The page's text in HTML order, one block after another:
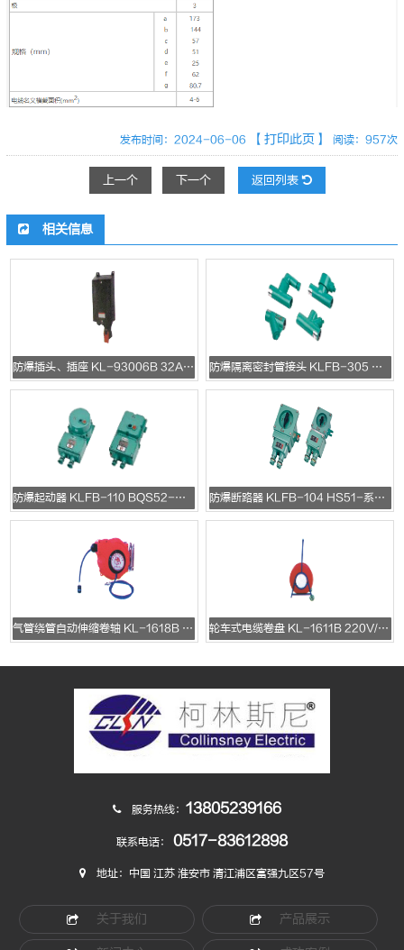
发布时间：2024-06-06 【打印此页】 阅读：957次
上一个 下一个 返回列表
相关信息
防爆插头、插座 KL-93006B 32A/4P/240-415V 防爆隔离密封管接头 KLFB-305 MBS-系列防爆隔离密封管接头
防爆起动器 KLFB-110 BQS52-系列防爆电磁起动器 防爆断路器 KLFB-104 HS51-系列防爆转换开关
气管绕管自动伸缩卷轴 KL-1618B 10*14.5*10 轮车式电缆卷盘 KL-1611B 220V/10A/16A
服务热线： 13805239166
联系电话： 0517-83612898
地址：中国 江苏 淮安市 清江浦区富强九区57号
关于我们 产品展示